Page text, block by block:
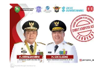
produk
antara
lain
mampu
menjadi